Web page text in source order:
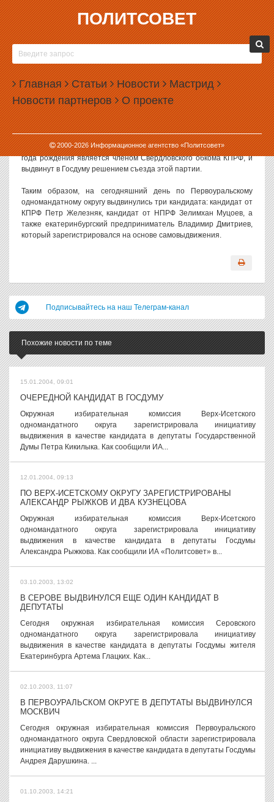
ПОЛИТСОВЕТ
Главная Статьи Новости Мастрид
Новости партнеров О проекте
2000-2026Информационное агентство «Политсовет»
29.09.2003, 12:58
В ПЕРВОУРАЛЬСКОМ ОКРУГЕ ВЫДВИНУЛСЯ
ТРЕТИЙ КАНДИДАТ
Сегодня окружная избирательная комиссия Первоуральского
одномандатного округа Свердловской области зарегистрировала
инициативу выдвижения в качестве кандидата в депутаты
Госдумы Петра Железняка.
Как сообщили ИА «Политсовет» в комиссии, Петр Железняк 1948
года рождения является членом Свердловского обкома КПРФ, и
выдвинут в Госдуму решением съезда этой партии.
Таким образом, на сегодняшний день по Первоуральскому
одномандатному округу выдвинулись три кандидата: кандидат от
КПРФ Петр Железняк, кандидат от НПРФ Зелимхан Муцоев, а
также екатеринбургский предприниматель Владимир Дмитриев,
который зарегистрировался на основе самовыдвижения.
Подписывайтесь на наш Телеграм-канал
Похожие новости по теме
15.01.2004, 09:01
ОЧЕРЕДНОЙ КАНДИДАТ В ГОСДУМУ
Окружная избирательная комиссия Верх-Исетского
одномандатного округа зарегистрировала инициативу
выдвижения в качестве кандидата в депутаты Государственной
Думы Петра Кикилыка. Как сообщили ИА...
12.01.2004, 09:13
ПО ВЕРХ-ИСЕТСКОМУ ОКРУГУ ЗАРЕГИСТРИРОВАНЫ
АЛЕКСАНДР РЫЖКОВ И ДВА КУЗНЕЦОВА
Окружная избирательная комиссия Верх-Исетского
одномандатного округа зарегистрировала инициативу
выдвижения в качестве кандидата в депутаты Госдумы
Александра Рыжкова. Как сообщили ИА «Политсовет» в...
03.10.2003, 13:02
В СЕРОВЕ ВЫДВИНУЛСЯ ЕЩЕ ОДИН КАНДИДАТ В
ДЕПУТАТЫ
Сегодня окружная избирательная комиссия Серовского
одномандатного округа зарегистрировала инициативу
выдвижения в качестве кандидата в депутаты Госдумы жителя
Екатеринбурга Артема Глацких. Как...
02.10.2003, 11:07
В ПЕРВОУРАЛЬСКОМ ОКРУГЕ В ДЕПУТАТЫ ВЫДВИНУЛСЯ
МОСКВИЧ
Сегодня окружная избирательная комиссия Первоуральского
одномандатного округа Свердловской области зарегистрировала
инициативу выдвижения в качестве кандидата в депутаты Госдумы
Андрея Дарушкина. ...
01.10.2003, 14:21